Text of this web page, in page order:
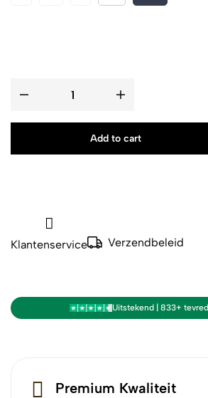
Add to cart
Klantenservice Verzendbeleid
Uitstekend | 833+
Premium Kwaliteit